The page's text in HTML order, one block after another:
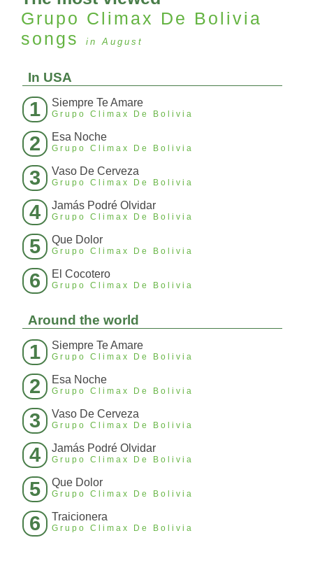
Grupo Climax De Bolivia
songs
in August
In USA
1 Siempre Te Amare
Grupo Climax De Bolivia
2 Esa Noche
Grupo Climax De Bolivia
3 Vaso De Cerveza
Grupo Climax De Bolivia
4 Jamás Podré Olvidar
Grupo Climax De Bolivia
5 Que Dolor
Grupo Climax De Bolivia
6 El Cocotero
Grupo Climax De Bolivia
Around the world
1 Siempre Te Amare
Grupo Climax De Bolivia
2 Esa Noche
Grupo Climax De Bolivia
3 Vaso De Cerveza
Grupo Climax De Bolivia
4 Jamás Podré Olvidar
Grupo Climax De Bolivia
5 Que Dolor
Grupo Climax De Bolivia
6 Traicionera
Grupo Climax De Bolivia